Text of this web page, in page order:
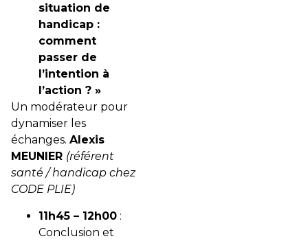
situation de
handicap :
comment
passer de
l’intention à
l’action ? »
Un modérateur pour
dynamiser les
échanges. Alexis
MEUNIER (référent
santé / handicap chez
CODE PLIE)
11h45 – 12h00 :
Conclusion et